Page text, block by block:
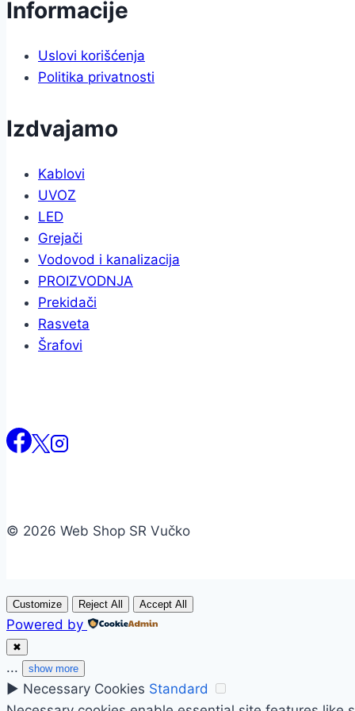
Informacije
Uslovi korišćenja
Politika privatnosti
Izdvajamo
Kablovi
UVOZ
LED
Grejači
Vodovod i kanalizacija
PROIZVODNJA
Prekidači
Rasveta
Šrafovi
© 2026 Web Shop SR Vučko
Customize Reject All Accept All
Powered by
✖
... show more
► Necessary Cookies Standard